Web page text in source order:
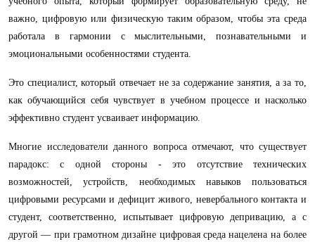
важно, цифровую или физическую таким образом, чтобы эта среда
работала в гармонии с мыслительными, познавательными и
эмоциональными особенностями студента.
Это специалист, который отвечает не за содержание занятия, а за то,
как обучающийся себя чувствует в учебном процессе и насколько
эффективно студент усваивает информацию.
Многие исследователи данного вопроса отмечают, что существует
парадокс: с одной стороны - это отсутствие технических
возможностей, устройств, необходимых навыков пользоваться
цифровыми ресурсами и дефицит живого, невербального контакта и
студент, соответственно, испытывает цифровую депривацию, а с
другой — при грамотном дизайне цифровая среда нацелена на более